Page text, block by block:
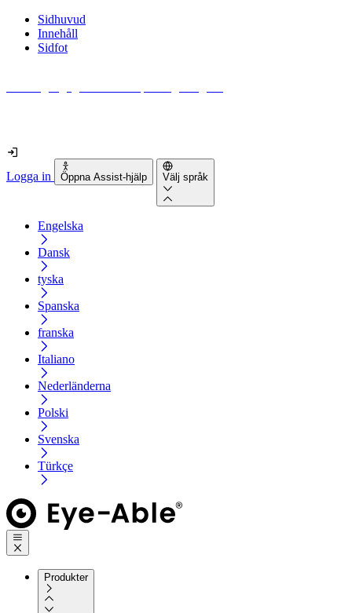
Sidhuvud
Innehåll
Sidfot
Logga in Öppna Assist-hjälp Välj språk
Engelska
Dansk
tyska
Spanska
franska
Italiano
Nederländerna
Polski
Svenska
Türkçe
Produkter